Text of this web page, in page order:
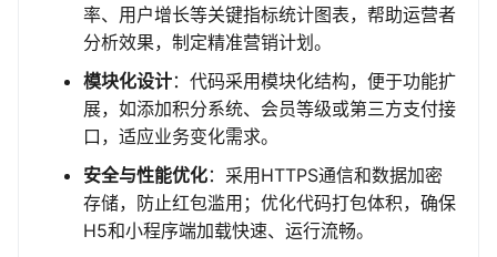
率、用户增长等关键指标统计图表，帮助运营者
分析效果，制定精准营销计划。
模块化设计：代码采用模块化结构，便于功能扩
展，如添加积分系统、会员等级或第三方支付接
口，适应业务变化需求。
安全与性能优化：采用HTTPS通信和数据加密
存储，防止红包滥用；优化代码打包体积，确保
H5和小程序端加载快速、运行流畅。